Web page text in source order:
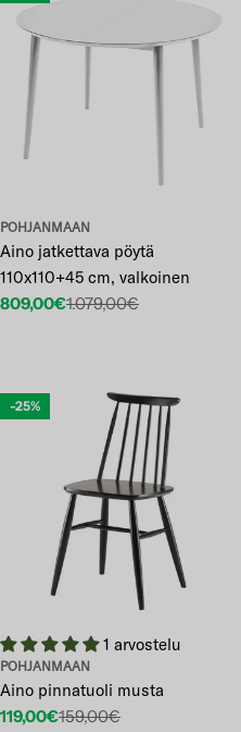
POHJANMAAN
Aino jatkettava pöytä
110x110+45 cm, valkoinen
Etuhinta
809,00€
Normaalihinta
1.079,00€
-25%
1 arvostelu
POHJANMAAN
Aino pinnatuoli musta
Etuhinta
119,00€
Normaalihinta
159,00€